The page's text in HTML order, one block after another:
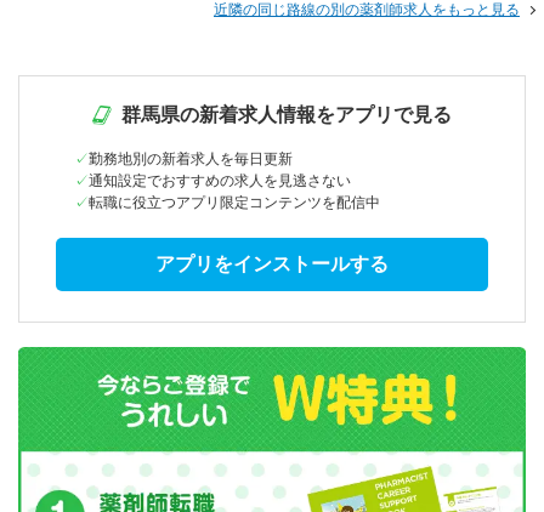
近隣の同じ路線の別の薬剤師求人をもっと見る
群馬県の新着求人情報をアプリで見る
勤務地別の新着求人を毎日更新
通知設定でおすすめの求人を見逃さない
転職に役立つアプリ限定コンテンツを配信中
アプリをインストールする